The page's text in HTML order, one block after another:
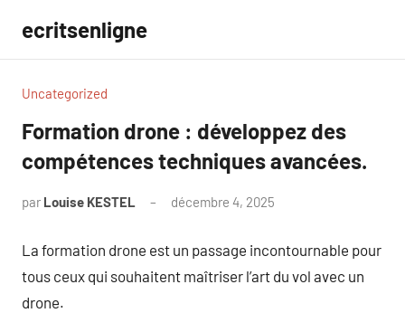
contenu
ecritsenligne
Uncategorized
Formation drone : développez des
compétences techniques avancées.
par Louise KESTEL décembre 4, 2025
La formation drone est un passage incontournable pour
tous ceux qui souhaitent maîtriser l’art du vol avec un
drone.